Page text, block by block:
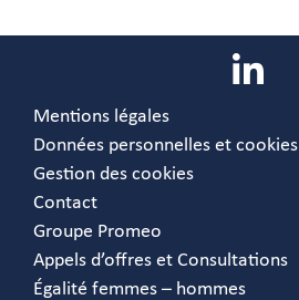
Mentions légales
Données personnelles et cookies
Gestion des cookies
Contact
Groupe Promeo
Appels d’offres et Consultations
Égalité femmes – hommes